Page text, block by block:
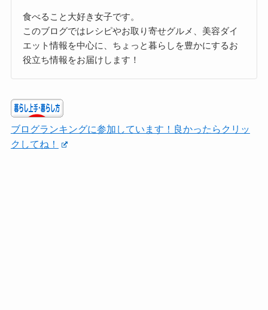
食べること大好き女子です。
このブログではレシピやお取り寄せグルメ、美容ダイ
エット情報を中心に、ちょっと暮らしを豊かにするお
役立ち情報をお届けします！
ブログランキングに参加しています！良かったらクリッ
クしてね！